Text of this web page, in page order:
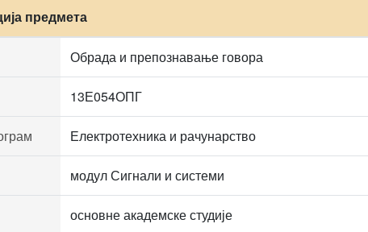
предмета
Обрада и препознавање говора
13Е054ОПГ
Електротехника и рачунарство
модул Сигнали и системи
основне академске студије